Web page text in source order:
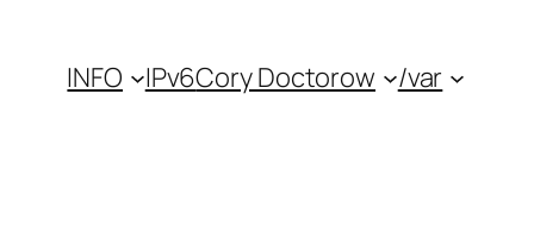
INFO IPv6Cory Doctorow /var